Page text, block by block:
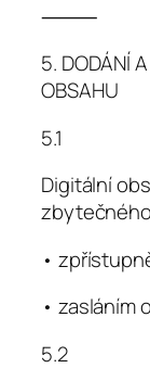
⸻
5. DODÁNÍ
OBSAHU
5.1
Digitální
•
• zasláním
5.2